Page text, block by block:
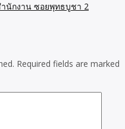
นักงาน ซอยพุทธบูชา 2
Required fields are marked